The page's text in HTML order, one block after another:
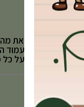
אהבתם את
לעקוב אחר עמוד
באופן שוטף על